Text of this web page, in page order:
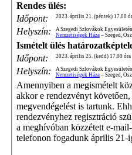
Rendes ülés:
Időpont:
2023. április 21. (péntek) 17.00
Helyszín:
A Szegedi Szlovákok
Nemzetiségek Háza – Szeged,
Ismételt ülés
Időpont:
2023. április 25. (kedd) 17.00 óra
Helyszín:
A Szegedi Szlovákok
Nemzetiségek Háza – Szeged,
Amennyiben a megismételt
akkor e rendezvényt
megvendégelést is tartunk.
rendezvényhez regisztráció
a meghívóban közzétett e-
telefonon fogadunk április 21-